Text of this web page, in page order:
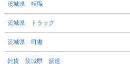
茨城県 転職
茨城県 トラック
茨城県 司書
雑貨 茨城県 派遣